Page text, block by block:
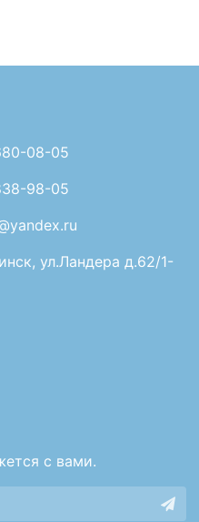
08-05
98-05
ул.Ландера д.62/1-
с вами.